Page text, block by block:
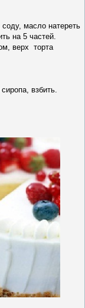
масло натереть
на 5 частей.
верх торта
взбить.